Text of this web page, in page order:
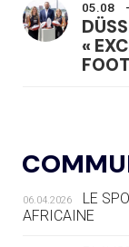
05.08
«
LE
AUX
05.08
DES
06.04.2026
LE
AFRICAINE